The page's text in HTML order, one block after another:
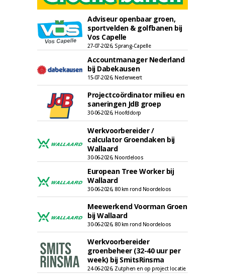
Adviseur openbaar groen,
sportvelden & golfbanen bij
Vos Capelle
27-07-2026, Sprang-Capelle
Accountmanager Nederland
bij Dabekausen
15-07-2026, Nederweert
Projectcoördinator milieu en
saneringen JdB groep
30-06-2026, Hoofddorp
Werkvoorbereider /
calculator Groendaken bij
Wallaard
30-06-2026, Noordeloos
European Tree Worker bij
Wallaard
30-06-2026, 80 km rond Noordeloos
Meewerkend Voorman Groen
bij Wallaard
30-06-2026, 80 km rond Noordeloos
Werkvoorbereider
groenbeheer (32-40 uur per
week) bij SmitsRinsma
24-06-2026, Zutphen en op project locatie